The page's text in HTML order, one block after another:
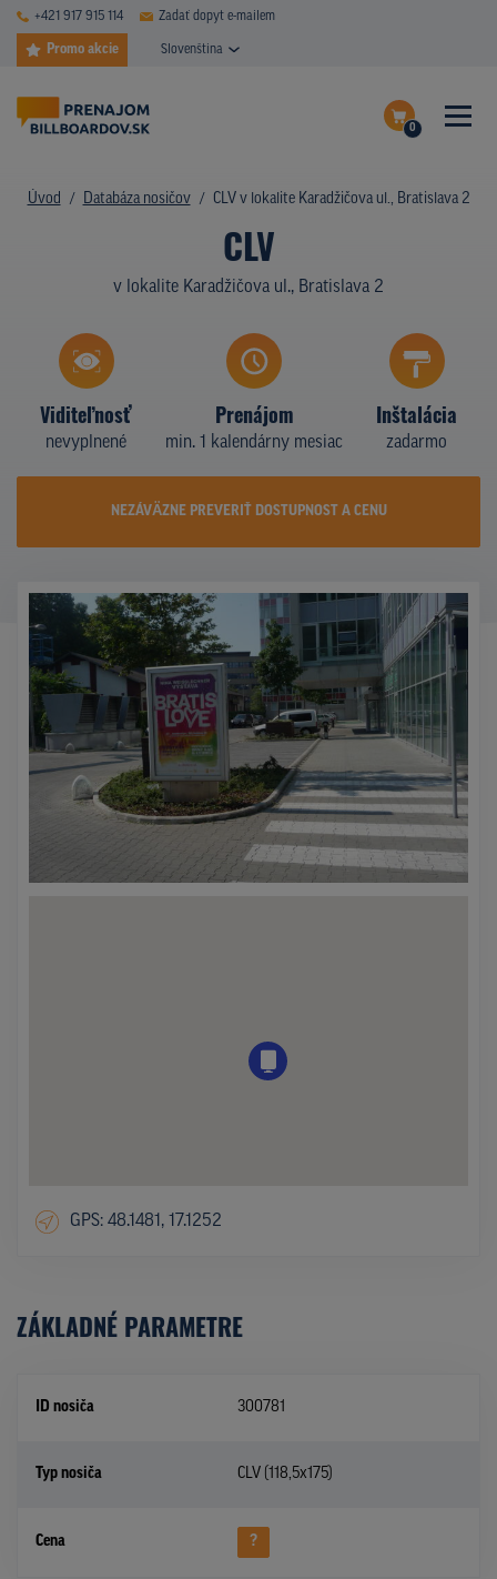
+421 917 915 114 Zadať dopyt e-mailem
Promo akcie Slovenština
0
Dokončiť dopyt
Zobraziť nosiče na mape
DATABÁZA NOSIČOV
PLOCHY V AKCII
TYPY NOSIČOV
Z PRAXE
Úvod Databáza nosičov CLV v lokalite Karadžičova ul., Bratislava 2
CLV
v lokalite Karadžičova ul., Bratislava 2
Viditeľnosť
nevyplnené
Prenájom
min. 1 kalendárny mesiac
Inštalácia
zadarmo
NEZÁVÄZNE PREVERIŤ DOSTUPNOST A CENU
GPS: 48.1481, 17.1252
ZÁKLADNÉ PARAMETRE
ID nosiča 300781
Typ nosiča CLV (118,5x175)
Cena ?